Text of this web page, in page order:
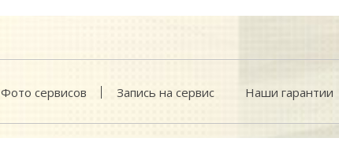
Фото сервисов Запись на сервис Наши гарантии